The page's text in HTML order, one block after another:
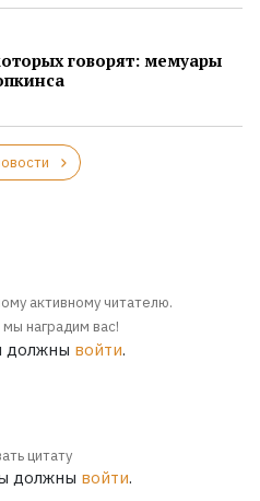
говорят: мемуары
активному читателю.
наградим вас!
должны войти.
цитату
должны войти.